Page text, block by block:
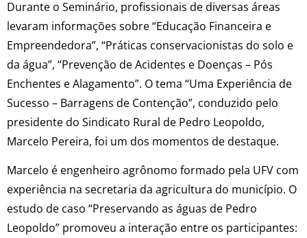
Durante o Seminário, profissionais de diversas áreas
levaram informações sobre “Educação Financeira e
Empreendedora”, “Práticas conservacionistas do solo e
da água”, “Prevenção de Acidentes e Doenças – Pós
Enchentes e Alagamento”. O tema “Uma Experiência de
Sucesso – Barragens de Contenção”, conduzido pelo
presidente do Sindicato Rural de Pedro Leopoldo,
Marcelo Pereira, foi um dos momentos de destaque.
Marcelo é engenheiro agrônomo formado pela UFV com
experiência na secretaria da agricultura do município. O
estudo de caso “Preservando as águas de Pedro
Leopoldo” promoveu a interação entre os participantes: